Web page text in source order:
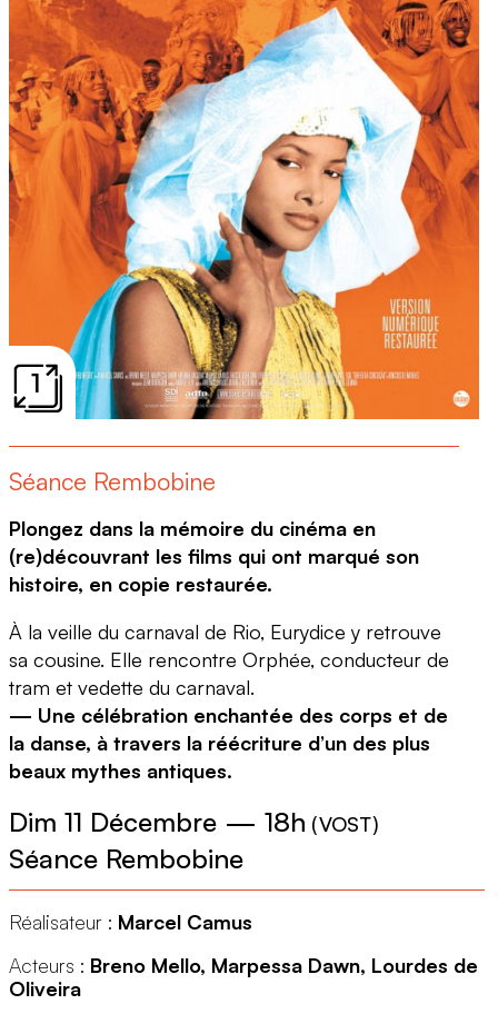
1
Séance Rembobine
Plongez dans la mémoire du cinéma en
(re)découvrant les films qui ont marqué son
histoire, en copie restaurée.
À la veille du carnaval de Rio, Eurydice y retrouve
sa cousine. Elle rencontre Orphée, conducteur de
tram et vedette du carnaval.
— Une célébration enchantée des corps et de
la danse, à travers la réécriture d’un des plus
beaux mythes antiques.
Dim 11 Décembre — 18h (VOST)
Séance Rembobine
Réalisateur : Marcel Camus
Acteurs : Breno Mello, Marpessa Dawn, Lourdes de
Oliveira